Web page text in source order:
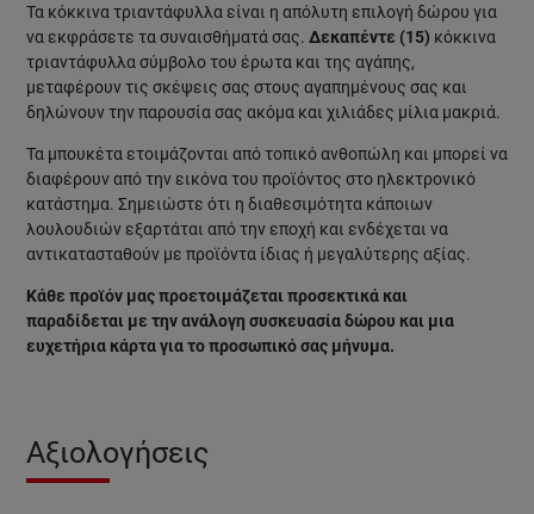
Τα κόκκινα τριαντάφυλλα είναι η απόλυτη επιλογή δώρου για
να εκφράσετε τα συναισθήματά σας. Δεκαπέντε (15) κόκκινα
τριαντάφυλλα σύμβολο του έρωτα και της αγάπης,
μεταφέρουν τις σκέψεις σας στους αγαπημένους σας και
δηλώνουν την παρουσία σας ακόμα και χιλιάδες μίλια μακριά.
Τα μπουκέτα ετοιμάζονται από τοπικό ανθοπώλη και μπορεί να
διαφέρουν από την εικόνα του προϊόντος στο ηλεκτρονικό
κατάστημα. Σημειώστε ότι η διαθεσιμότητα κάποιων
λουλουδιών εξαρτάται από την εποχή και ενδέχεται να
αντικατασταθούν με προϊόντα ίδιας ή μεγαλύτερης αξίας.
Κάθε προϊόν μας προετοιμάζεται προσεκτικά και
παραδίδεται με την ανάλογη συσκευασία δώρου και μια
ευχετήρια κάρτα για το προσωπικό σας μήνυμα.
Αξιολογήσεις